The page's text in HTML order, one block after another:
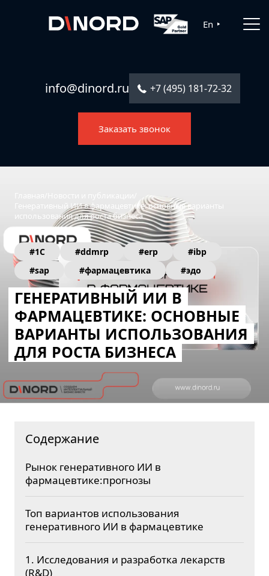
En
info@dinord.ru +7 (495) 181-72-32
Заказать звонок
Генеративный ИИ в фармацевтике: основные варианты
использования для роста бизнеса
#1С #ddmrp #erp
#ibp
#sap
#фармацевтика #эдо
ГЕНЕРАТИВНЫЙ ИИ В
ФАРМАЦЕВТИКЕ: ОСНОВНЫЕ
ВАРИАНТЫ ИСПОЛЬЗОВАНИЯ
ДЛЯ РОСТА БИЗНЕСА
Содержание
Рынок генеративного ИИ в
фармацевтике:прогнозы
Топ вариантов использования
генеративного ИИ в фармацевтике
1. Исследования и разработка лекарств
(R&D)
Главная
Отрасли
О компании